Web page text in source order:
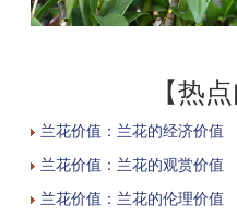
【热
兰花价值：兰花的经济价值
兰花价值：兰花的观赏价值
兰花价值：兰花的伦理价值